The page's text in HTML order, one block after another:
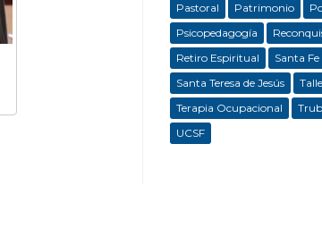
Pastoral
Patrimonio
Psicopedagogía
Retiro Espiritual
Santa Fe
Santa Teresa de Jesús
Terapia Ocupacional
UCSF